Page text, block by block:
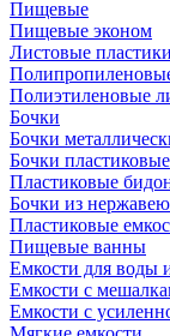
Пищевые
Пищевые эконом
Листовые пластики
Полиэтиленовые
Бочки
Бочки
Бочки пластиковые
Пластиковые
Бочки из
Пластиковые
Пищевые ванны
Емкости для воды
Емкости с
Емкости с